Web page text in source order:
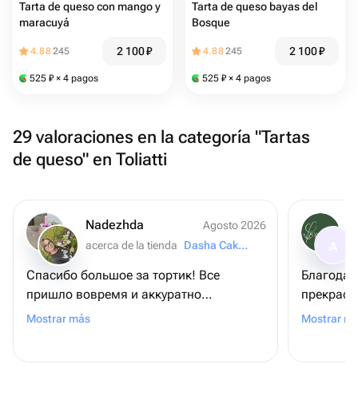
Tarta de queso con mango y
maracuyá
4.88245 2 100₽
525 ₽ × 4 pagos
Tarta de queso bayas del
Bosque
4.88245 2 100₽
525 ₽ × 4 pagos
29 valoraciones en la categoría "Tartas
de queso" en Toliatti
Nadezhda
Agosto 2026
acerca de la tienda
Dasha Cake Blog
Спасибо большое за тортик! Все
пришло вовремя и аккуратно
упаковано! Продавец очень
Mostrar más Mostrar